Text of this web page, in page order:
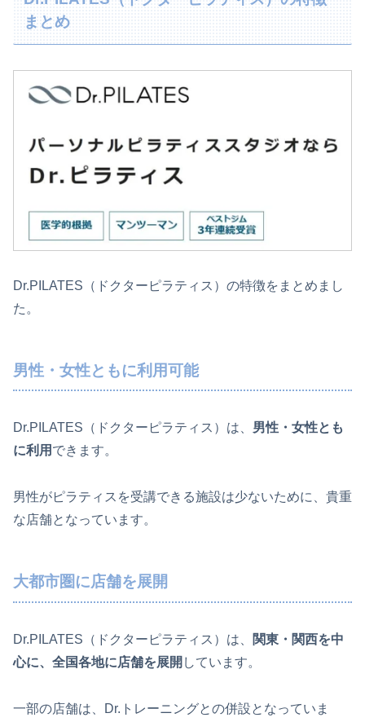
まとめ
Dr.PILATES（ドクターピラティス）の特徴をまとめまし
た。
男性・女性ともに利用可能
Dr.PILATES（ドクターピラティス）は、 男性・女性とも
に利用 できます。
男性がピラティスを受講できる施設は少ないために、貴重
な店舗となっています。
大都市圏に店舗を展開
Dr.PILATES（ドクターピラティス）は、
関東・関西を中
心に、全国各地に店舗を展開 しています。
一部の店舗は、Dr.トレーニングとの併設となっていま